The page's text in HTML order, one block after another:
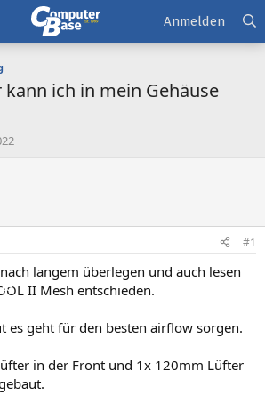
Anmelden
ich in mein Gehäuse
#1
langem überlegen und auch lesen
II Mesh entschieden.
es geht für den besten airflow sorgen.
in der Front und 1x 120mm Lüfter